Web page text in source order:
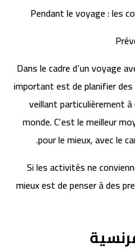
Pendant le voyage : les
Dans le cadre d’un voyage
important est de planifier
veillant particulièrement
monde. C’est le meilleur
pour le mieux, avec le
Si les activités ne
mieux est de penser à des